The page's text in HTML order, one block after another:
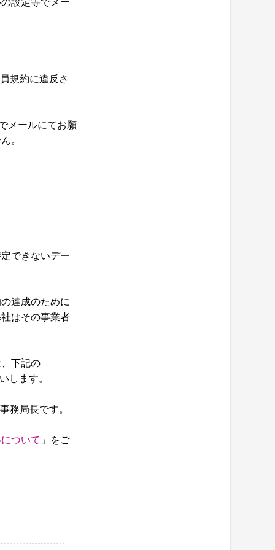
設定等でメー
規約に違反さ
メールにてお願
。
できないデー
達成のために
はその事業者
下記の
します。
務局長です。
ついて 」をご